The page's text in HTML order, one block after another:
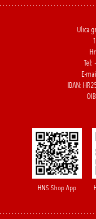
Ulica
Tel:
E-
IBAN:
HNS Shop App